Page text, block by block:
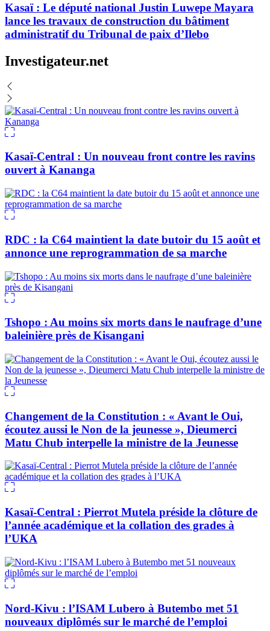
Kasaï : Le député national Justin Luwepe Mayara
lance les travaux de construction du bâtiment
administratif du Tribunal de paix d’Ilebo
Investigateur.net
Kasaï-Central : Un nouveau front contre les ravins
ouvert à Kananga
RDC : la C64 maintient la date butoir du 15 août et
annonce une reprogrammation de sa marche
Tshopo : Au moins six morts dans le naufrage d’une
baleinière près de Kisangani
Changement de la Constitution : « Avant le Oui,
écoutez aussi le Non de la jeunesse », Dieumerci
Matu Chub interpelle la ministre de la Jeunesse
Kasaï-Central : Pierrot Mutela préside la clôture de
l’année académique et la collation des grades à
l’UKA
Nord-Kivu : l’ISAM Lubero à Butembo met 51
nouveaux diplômés sur le marché de l’emploi